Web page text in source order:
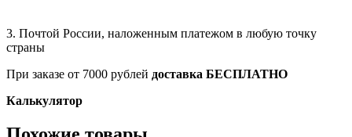
3. Почтой России, наложенным платежом в любую точку
страны
При заказе от 7000 рублей доставка БЕСПЛАТНО
Калькулятор